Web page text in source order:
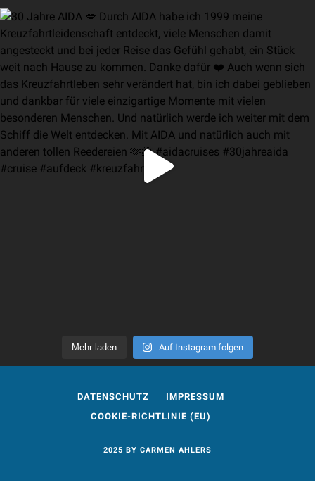
Mehr laden Auf Instagram folgen
DATENSCHUTZ
IMPRESSUM
COOKIE-RICHTLINIE (EU)
2025 BY CARMEN AHLERS